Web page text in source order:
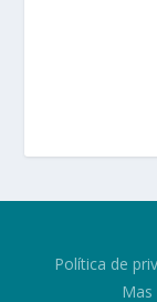
Política de